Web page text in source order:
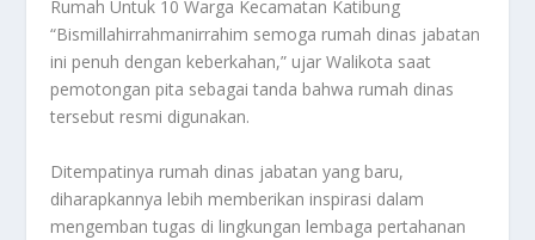
Rumah Untuk 10 Warga Kecamatan Katibung
“Bismillahirrahmanirrahim semoga rumah dinas jabatan
ini penuh dengan keberkahan,” ujar Walikota saat
pemotongan pita sebagai tanda bahwa rumah dinas
tersebut resmi digunakan.
Ditempatinya rumah dinas jabatan yang baru,
diharapkannya lebih memberikan inspirasi dalam
mengemban tugas di lingkungan lembaga pertahanan